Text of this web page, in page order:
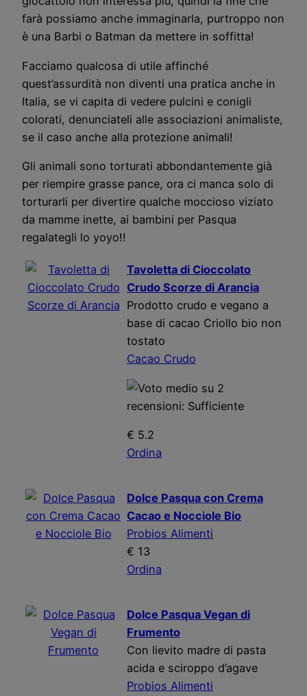
farà possiamo anche immaginarla, purtroppo non
è una Barbi o Batman da mettere in soffitta!
Facciamo qualcosa di utile affinché
quest’assurdità non diventi una pratica anche in
Italia, se vi capita di vedere pulcini e conigli
colorati, denunciateli alle associazioni animaliste,
se il caso anche alla protezione animali!
Gli animali sono torturati abbondantemente già
per riempire grasse pance, ora ci manca solo di
torturarli per divertire qualche moccioso viziato
da mamme inette, ai bambini per Pasqua
regalategli lo yoyo!!
Tavoletta di Cioccolato
Crudo Scorze di Arancia
Prodotto crudo e vegano a
base di cacao Criollo bio non
tostato
Cacao Crudo
€ 5.2
Ordina
Dolce Pasqua con Crema
Cacao e Nocciole Bio
Probios Alimenti
€ 13
Ordina
Dolce Pasqua Vegan di
Frumento
Con lievito madre di pasta
acida e sciroppo d’agave
Probios Alimenti